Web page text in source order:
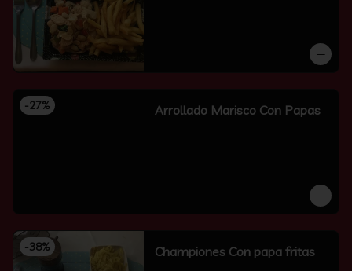
-27% Arrollado Marisco Con Papas
-38% Championes Con papa fritas